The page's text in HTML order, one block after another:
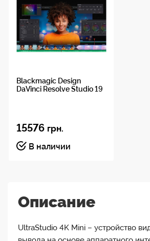
Blackmagic Design
DaVinci Resolve Studio 19
15576 грн.
В наличии
Описание
UltraStudio 4K Mini – устройство